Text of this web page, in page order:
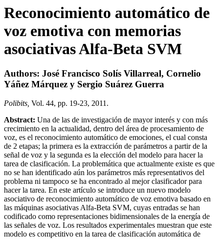
Reconocimiento automático de
voz emotiva con memorias
asociativas Alfa-Beta SVM
Authors: José Francisco Solís Villarreal, Cornelio
Yáñez Márquez y Sergio Suárez Guerra
Polibits, Vol. 44, pp. 19-23, 2011.
Abstract: Una de las de investigación de mayor interés y con más
crecimiento en la actualidad, dentro del área de procesamiento de
voz, es el reconocimiento automático de emociones, el cual consta
de 2 etapas; la primera es la extracción de parámetros a partir de la
señal de voz y la segunda es la elección del modelo para hacer la
tarea de clasificación. La problemática que actualmente existe es que
no se han identificado aún los parámetros más representativos del
problema ni tampoco se ha encontrado al mejor clasificador para
hacer la tarea. En este artículo se introduce un nuevo modelo
asociativo de reconocimiento automático de voz emotiva basado en
las máquinas asociativas Alfa-Beta SVM, cuyas entradas se han
codificado como representaciones bidimensionales de la energía de
las señales de voz. Los resultados experimentales muestran que este
modelo es competitivo en la tarea de clasificación automática de